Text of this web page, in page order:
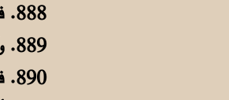
888. فطرتُ إلى (بُورْتْلاندَ) دارِ تخصُّصي لأكسِبَ خِبراتٍ من العــلمِ والفضلِ
889. وأمضيتُ بعدَ العشرِ للقَلبِ أربعاً بذلتُ لهُ جُهـدي فأجـهَدَني بَذْلي
890. فأكمـلتُ فيـها خُطَّتي وتَدرُّبي سعيداً حميدَ العيشِ والذكر والفعلِ